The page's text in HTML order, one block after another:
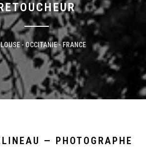
- OCCITANIE - FRANCE
— PHOTOGRAPHE